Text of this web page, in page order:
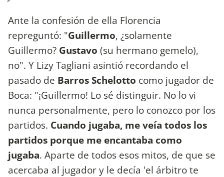
Ante la confesión de ella Florencia
repreguntó: "Guillermo, ¿solamente
Guillermo? Gustavo (su hermano gemelo),
no". Y Lizy Tagliani asintió recordando el
pasado de Barros Schelotto como jugador de
Boca: "¡Guillermo! Lo sé distinguir. No lo vi
nunca personalmente, pero lo conozco por los
partidos. Cuando jugaba, me veía todos los
partidos porque me encantaba como
jugaba. Aparte de todos esos mitos, de que se
acercaba al jugador y le decía 'el árbitro te